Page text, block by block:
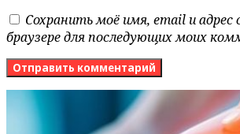
Сохранить моё имя, email и
браузере для последующих моих